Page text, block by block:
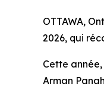
OTTAWA,
2026, qui
Cette
Arman